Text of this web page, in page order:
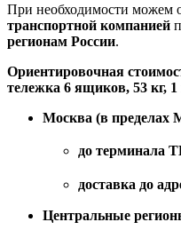
При необходимости можем
транспортной компанией
регионам России.
Ориентировочная
тележка 6 ящиков, 53 кг, 1
Москва (в
до терминала
доставка до
Центральные